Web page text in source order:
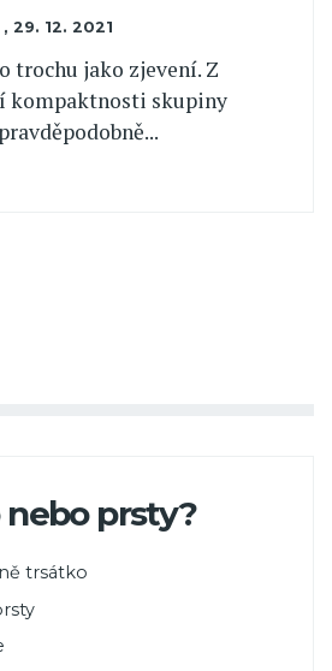
, 29. 12. 2021
trochu jako zjevení. Z
kompaktnosti skupiny
prsty?
trsátko